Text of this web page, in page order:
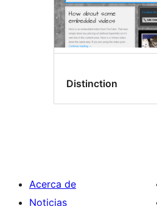
Distinction
Acerca de
Noticias